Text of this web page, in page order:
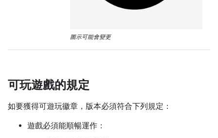
圖示可能會變更
可玩遊戲的規定
如要獲得可遊玩徽章，版本必須符合下列規定：
遊戲必須能順暢運作：